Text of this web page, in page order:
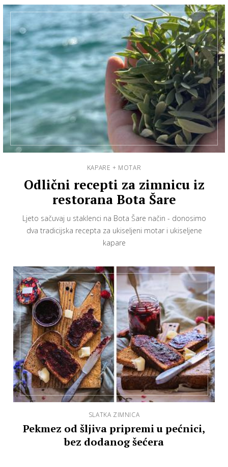
KAPARE + MOTAR
Odlični recepti za zimnicu iz
restorana Bota Šare
Ljeto sačuvaj u staklenci na Bota Šare način - donosimo
dva tradicijska recepta za ukiseljeni motar i ukiseljene
kapare
SLATKA ZIMNICA
Pekmez od šljiva pripremi u pećnici,
bez dodanog šećera